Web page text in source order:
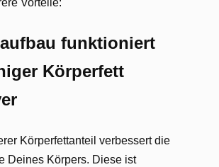
Vorteile:
funktioniert
Körperfett
Körperfettanteil verbessert die
Deines Körpers. Diese ist